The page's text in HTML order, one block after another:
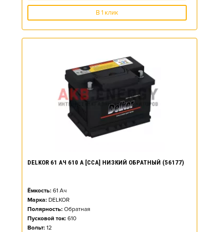
В 1 клик
DELKOR 61 АЧ 610 А [CCA] НИЗКИЙ ОБРАТНЫЙ (56177)
Ёмкость: 61 Ач
Марка: DELKOR
Полярность: Обратная
Пусковой ток: 610
Вольт: 12